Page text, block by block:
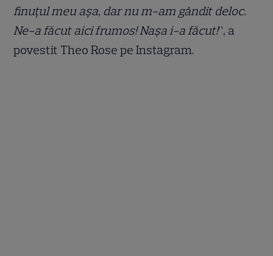
finuțul meu așa, dar nu m-am gândit deloc.
Ne-a făcut aici frumos! Nașa i-a făcut!”, a
povestit Theo Rose pe Instagram.